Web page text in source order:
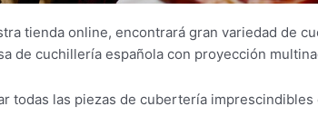
tienda online, encontrará gran variedad de
de cuchillería española con proyección
todas las piezas de cubertería imprescindibles